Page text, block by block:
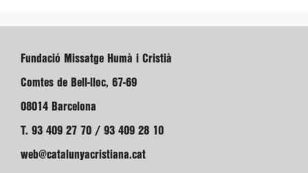
Fundació Missatge Humà i Cristià
Comtes de Bell-lloc, 67-69
08014 Barcelona
T. 93 409 27 70 / 93 409 28 10
web@catalunyacristiana.cat